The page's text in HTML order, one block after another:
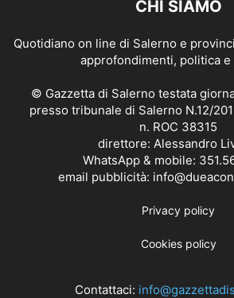
CHI SIAMO
Quotidiano on line di Salerno e
approfondimenti, politica e
© Gazzetta di Salerno testata
presso tribunale di Salerno N.12/
n. ROC 38315
direttore: Alessandro
WhatsApp & mobile:
email pubblicità:
Privacy policy
Cookies policy
Contattaci: